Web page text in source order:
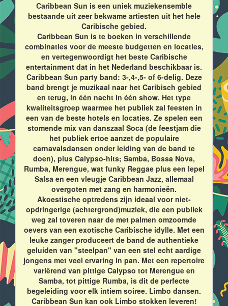
Caribbean Sun is een uniek muziekensemble
bestaande uit zeer bekwame artiesten uit het hele
Caribische gebied.
Caribbean Sun is te boeken in verschillende
combinaties voor de meeste budgetten en locaties,
en vertegenwoordigt het beste Caribische
entertainment dat in het Nederland beschikbaar is.
Caribbean Sun party band: 3-,4-,5- of 6-delig. Deze
band brengt je muzikaal naar het Caribisch gebied
en terug, in één nacht in één show. Het type
kwaliteitsgroep waarmee het publiek zal feesten in
een van de beste hotels en locaties. Ze spelen een
stomende mix van danszaal Soca (de feestjam die
het publiek ertoe aanzet de populaire
carnavalsdansen onder leiding van de band te
doen), plus Calypso-hits; Samba, Bossa Nova,
Rumba, Merengue, wat funky Reggae plus een lepel
Salsa en een vleugje Caribbean Jazz, allemaal
overgoten met zang en harmonieën.
Akoestische optredens zijn ideaal voor niet-
opdringerige (achtergrond)muziek, die een publiek
weg zal toveren naar de met palmen omzoomde
oevers van een exotische Caribische idylle. Met een
leuke zanger produceert de band de authentieke
geluiden van "steelpan" van een stel echt aardige
jongens met veel ervaring in pan. Met een repertoire
variërend van pittige Calypso tot Merengue en
Samba, tot pittige Rumba, is dit de perfecte
begeleiding voor elk intiem soiree. Limbo dansen.
Caribbean Sun kan ook Limbo stokken leveren!